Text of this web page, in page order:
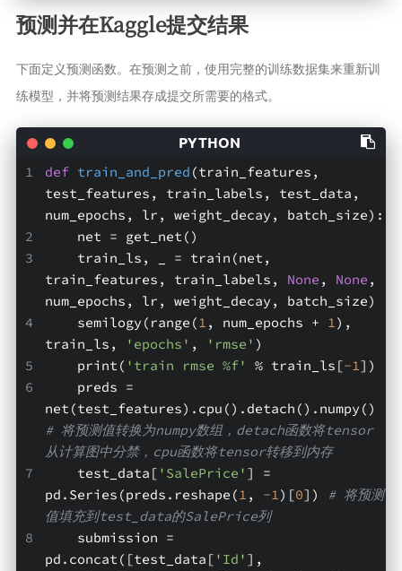
预测并在Kaggle提交结果
下面定义预测函数。在预测之前，使用完整的训练数据集来重新训
练模型，并将预测结果存成提交所需要的格式。
def train_and_pred (train_features,
test_features, train_labels, test_data,
num_epochs, lr, weight_decay, batch_size) :
    net = get_net()
train_features, train_labels, None , None ,
num_epochs, lr, weight_decay, batch_size)
    semilogy(range(
1 , num_epochs + 1),
train_ls,
'epochs' , 'rmse' )
    print(
'train rmse %f' % train_ls[-1])
# 将预测值转换为numpy数组，detach函数将tensor
从计算图中分禁，cpu函数将tensor转移到内存
    test_data[
'SalePrice' ] =
pd.Series(preds.reshape(1 , -1)[0])
# 将预测
值填充到test_data的SalePrice列
pd.concat([test_data[ 'Id' ],